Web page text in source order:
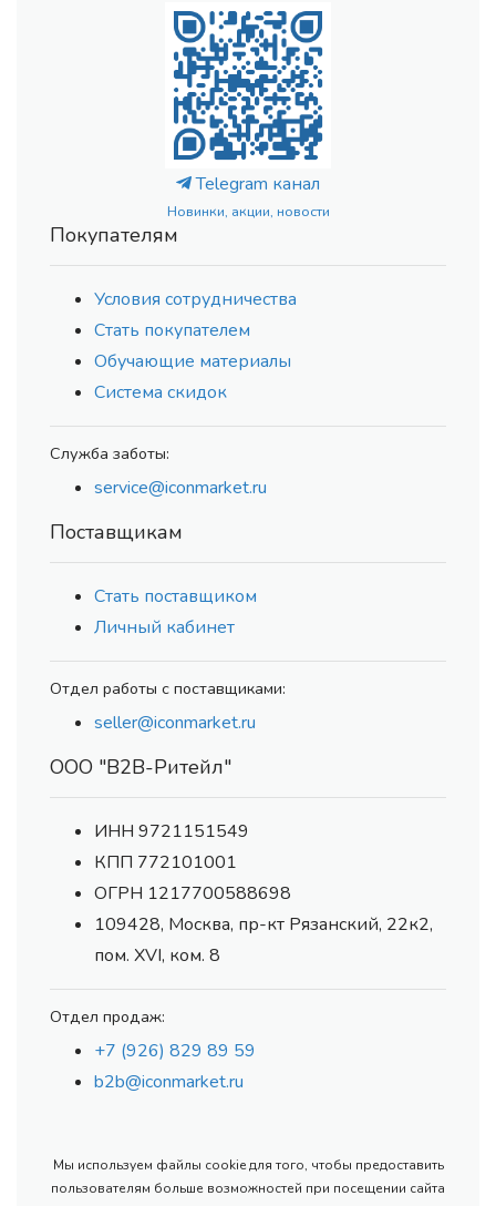
Telegram канал
Новинки, акции, новости
Покупателям
Условия сотрудничества
Стать покупателем
Обучающие материалы
Система скидок
Служба заботы:
service@iconmarket.ru
Поставщикам
Стать поставщиком
Личный кабинет
Отдел работы с поставщиками:
seller@iconmarket.ru
ООО "В2В-Ритейл"
ИНН 9721151549
КПП 772101001
ОГРН 1217700588698
109428, Москва, пр-кт Рязанский, 22к2,
пом. XVI, ком. 8
Отдел продаж:
+7 (926) 829 89 59
b2b@iconmarket.ru
Мы используем файлы cookie для того, чтобы предоставить
пользователям больше возможностей при посещении сайта